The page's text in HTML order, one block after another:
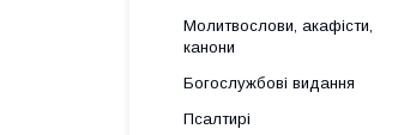
Молитвослови, акафісти,
канони
Богослужбові видання
Псалтирі